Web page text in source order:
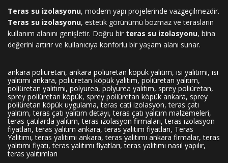
Teras su izolasyonu, modern yapı projelerinde vazgeçilmezdir.
Teras su izolasyonu, estetik görünümü bozmaz ve terasların
kullanım alanını genişletir. Doğru bir teras su izolasyonu, bina
değerini artırır ve kullanıcıya konforlu bir yaşam alanı sunar.
ankara poliüretan, ankara poliüretan köpük yalıtım, ısı yalıtımı, ısı
yalıtımı ankara, poliüretan köpük yalıtım, poliüretan yalıtım,
poliüretan yalıtımı, polyurea, polyurea yalıtım, sprey poliüretan,
sprey poliüretan köpük, sprey poliüretan köpük ankara, sprey
poliüretan köpük uygulama, teras cati izolasyon, teras çatı
yalıtım, teras çatı yalıtım detayı, teras çatı yalıtım malzemeleri,
teras çatılarda yalıtım, teras izolasyon firmaları, teras izolasyon
fiyatları, teras yalıtım ankara, teras yalıtım fiyatları, Teras
Yalıtımı, teras yalıtımı ankara, teras yalıtımı ankara firmalar, teras
yalıtımı fiyatı, teras yalıtımı fiyatları, teras yalıtımı nasıl yapılır,
teras yalıtımları